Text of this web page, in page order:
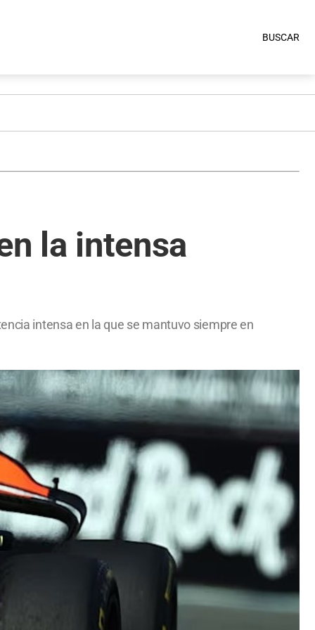
BUSCAR
la intensa
intensa en la que se mantuvo siempre en